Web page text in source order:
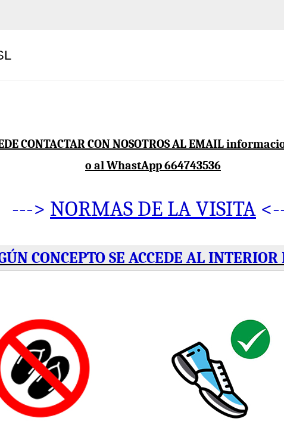
CONTACTAR CON NOSOTROS AL EMAIL
o al WhastApp 664743536
---> NORMAS DE LA VISITA
CONCEPTO SE ACCEDE AL INTERIOR